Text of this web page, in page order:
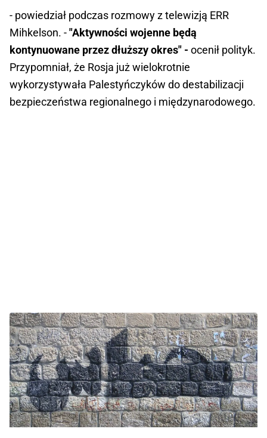
- powiedział podczas rozmowy z telewizją ERR
Mihkelson. -"Aktywności wojenne będą
kontynuowane przez dłuższy okres" - ocenił polityk.
Przypomniał, że Rosja już wielokrotnie
wykorzystywała Palestyńczyków do destabilizacji
bezpieczeństwa regionalnego i międzynarodowego.